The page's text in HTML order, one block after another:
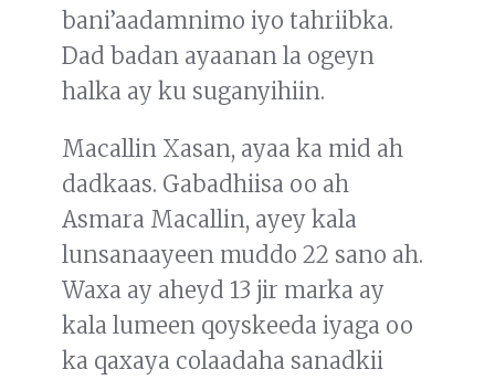
bani’aadamnimo iyo tahriibka.
Dad badan ayaanan la ogeyn
halka ay ku suganyihiin.
Macallin Xasan, ayaa ka mid ah
dadkaas. Gabadhiisa oo ah
Asmara Macallin, ayey kala
lunsanaayeen muddo 22 sano ah.
Waxa ay aheyd 13 jir marka ay
kala lumeen qoyskeeda iyaga oo
ka qaxaya colaadaha sanadkii